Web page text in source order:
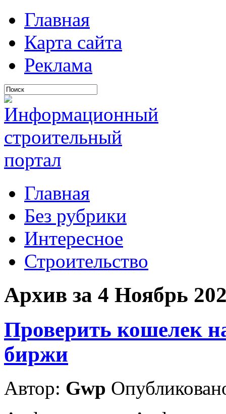
Главная
Карта сайта
Реклама
Главная
Без рубрики
Интересное
Строительство
Архив за 4 Ноябрь
Проверить кошелек
биржи
Автор: Gwp